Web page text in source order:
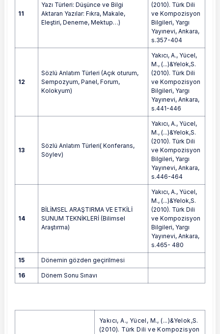
11
Yazı Türleri: Düşünce ve Bilgi
Aktaran Yazılar: Fıkra, Makale,
Eleştiri, Deneme, Mektup…)
(2010). Türk Dili
ve Kompozisyon
Bilgileri, Yargı
Yayınevi, Ankara,
s.357-404
12
Sözlü Anlatım Türleri (Açık oturum,
Sempozyum, Panel, Forum,
Kolokyum)
Yakıcı, A., Yücel,
M., (...)&Yelok,S.
(2010). Türk Dili
ve Kompozisyon
Bilgileri, Yargı
Yayınevi, Ankara,
s.441-446
13
Sözlü Anlatım Türleri( Konferans,
Söylev)
Yakıcı, A., Yücel,
M., (...)&Yelok,S.
(2010). Türk Dili
ve Kompozisyon
Bilgileri, Yargı
Yayınevi, Ankara,
s.446-464
14
BİLİMSEL ARAŞTIRMA VE ETKİLİ
SUNUM TEKNİKLERİ (Bilimsel
Araştırma)
Yakıcı, A., Yücel,
M., (...)&Yelok,S.
(2010). Türk Dili
ve Kompozisyon
Bilgileri, Yargı
Yayınevi, Ankara,
s.465- 480
15 Dönemin gözden geçirilmesi
16 Dönem Sonu Sınavı
Yakıcı, A., Yücel, M., (...)&Yelok,S.
(2010). Türk Dili ve Kompozisyon